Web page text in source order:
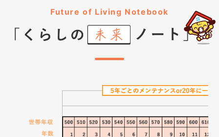
Future of Living Notebook